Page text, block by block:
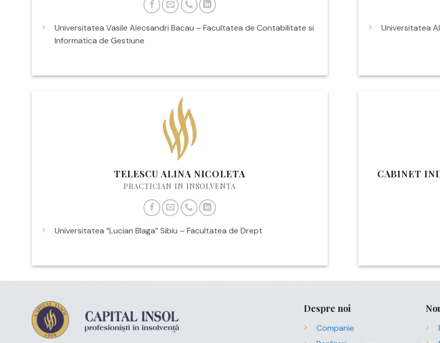
Universitatea Vasile Alecsandri Bacau – Facultatea de Contabilitate si
Informatica de Gestiune
Universitatea
TELESCU ALINA NICOLETA
PRACTICIAN IN INSOLVENTA
Universitatea “Lucian Blaga” Sibiu – Facultatea de Drept
CABINET
Despre noi
Companie